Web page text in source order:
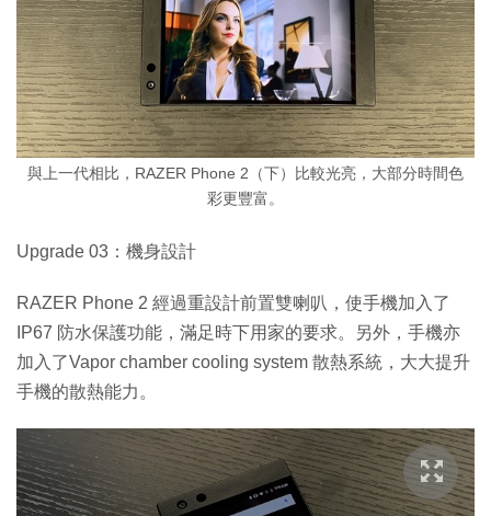
與上一代相比，RAZER Phone 2（下）比較光亮，大部分時間色
彩更豐富。
Upgrade 03：機身設計
RAZER Phone 2 經過重設計前置雙喇叭，使手機加入了
IP67 防水保護功能，滿足時下用家的要求。另外，手機亦
加入了Vapor chamber cooling system 散熱系統，大大提升
手機的散熱能力。